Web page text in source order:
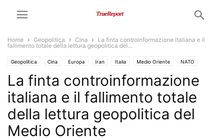
Home Geopolitica Cina
La finta controinformazione italiana e il
fallimento totale della lettura geopolitica del...
Geopolitica Cina Europa Iran Italia Medio Oriente NATO
Russia USA
La finta controinformazione
italiana e il fallimento totale
della lettura geopolitica del
Medio Oriente